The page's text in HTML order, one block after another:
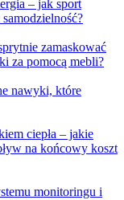
– jak sport
zamaskować
za pomocą mebli?
nawyki, które
ciepła – jakie
na końcowy koszt
monitoringu i